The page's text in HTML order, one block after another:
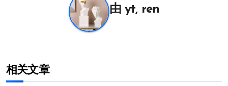
由yt, ren
相关文章